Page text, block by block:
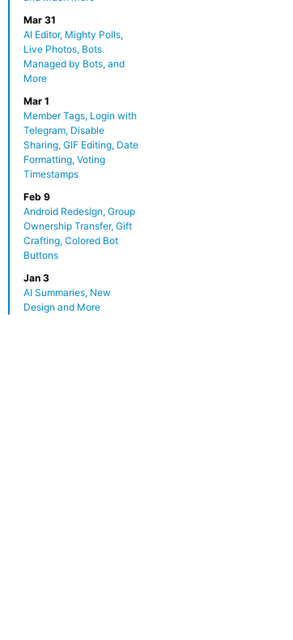
Mar 31
AI Editor, Mighty Polls,
Live Photos, Bots
Managed by Bots, and
More
Mar 1
Member Tags, Login with
Telegram, Disable
Sharing, GIF Editing, Date
Formatting, Voting
Timestamps
Feb 9
Android Redesign, Group
Ownership Transfer, Gift
Crafting, Colored Bot
Buttons
Jan 3
AI Summaries, New
Design and More